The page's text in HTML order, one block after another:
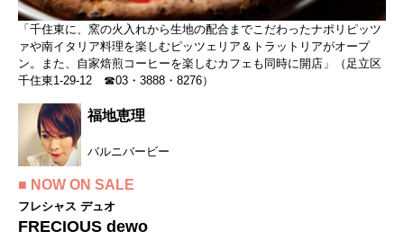
「千住東に、窯の火入れから生地の配合までこだわったナポリピッツ
ァや南イタリア料理を楽しむピッツェリア＆トラットリアがオープ
ン。また、自家焙煎コーヒーを楽しむカフェも同時に開店」（足立区
千住東1-29-12 ☎03・3888・8276）
福地恵理
バルニバービー
■ NOW ON SALE
フレシャス デュオ
FRECIOUS dewo